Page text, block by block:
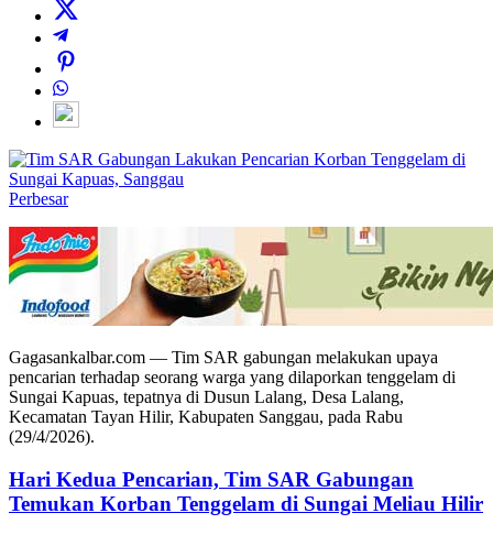
Perbesar
Gagasankalbar.com — Tim SAR gabungan melakukan upaya
pencarian terhadap seorang warga yang dilaporkan tenggelam di
Sungai Kapuas, tepatnya di Dusun Lalang, Desa Lalang,
Kecamatan Tayan Hilir, Kabupaten Sanggau, pada Rabu
(29/4/2026).
Hari Kedua Pencarian, Tim SAR Gabungan
Temukan Korban Tenggelam di Sungai Meliau Hilir